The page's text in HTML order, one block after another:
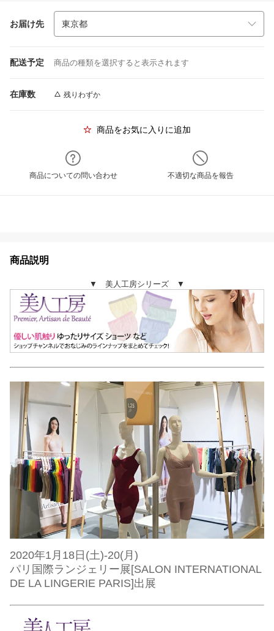
お届け先
配送予定 商品の種類を選択すると表示されます
在庫数 残りわずか
商品をお気に入りに追加
商品についての問い合わせ 不適切な商品を報告
商品説明
▼ 美人工房シリーズ ▼
2020年1月18日(土)-20(月)
パリ国際ランジェリー展[SALON INTERNATIONAL
DE LA LINGERIE PARIS]出展